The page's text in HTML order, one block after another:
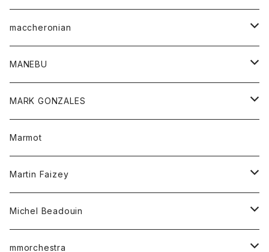
Tシャツ
ベスト
ポロシャツ
ロングスリーブTシャツ
セーター
チュニック
ワンピース
Tシャツ
カットソー
シャツ
ロングスリーブテーシャツ
maccheronian
靴
MANEBU
靴
MARK GONZALES
トップス
Tシャツ
Marmot
Martin Faizey
ベルト
Michel Beadouin
トップス
mmorchestra